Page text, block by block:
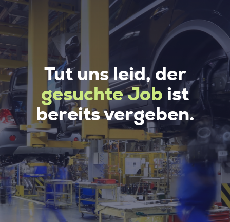
Tut uns leid, der
gesuchte Job ist
bereits vergeben.